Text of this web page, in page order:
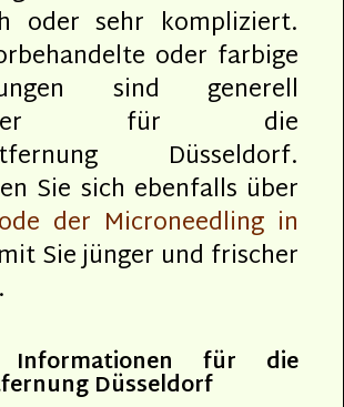
oder sehr kompliziert.
oder farbige
sind generell
für die
Düsseldorf.
Sie sich ebenfalls über
der Microneedling in
Sie jünger und frischer
Informationen für die
Düsseldorf